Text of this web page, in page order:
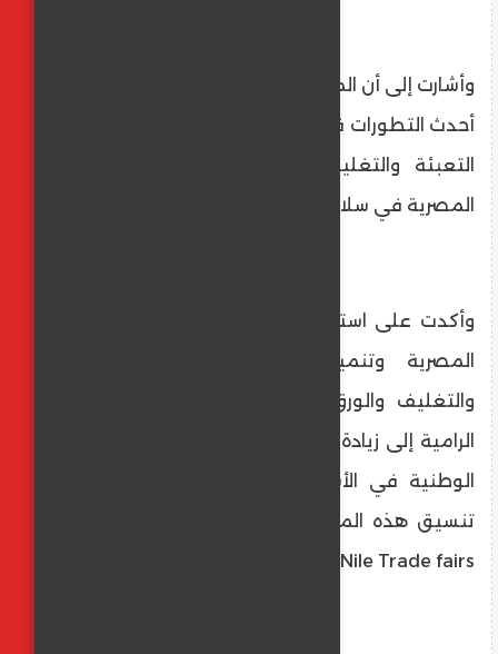
وأشارت إلى أن المعرض فرصة مهمة لاستعراض
أحدث التطورات في الصناعات الورقية وصناعات
التعبئة والتغليف، بما يعزز حضور الصناعة
المصرية في سلاسل التوريد الإقليمية.
وأكدت على استمرار جهوده في دعم الشركات
المصرية وتنمية صادرات قطاع الطباعة
والتغليف والورق، اتساقًا مع توجهات الدولة
الرامية إلى زيادة الصادرات وتعزيز دور الصناعات
الوطنية في الأسواق الدولية، مشيرة إلي أن
تنسيق هذه المشاركة جاء بالتعاون مع شركة
Nile Trade fairs للمعارض والمؤتمرات الدولية.